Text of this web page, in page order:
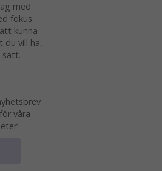
med
fokus
kunna
du vill ha,
sätt.
för våra